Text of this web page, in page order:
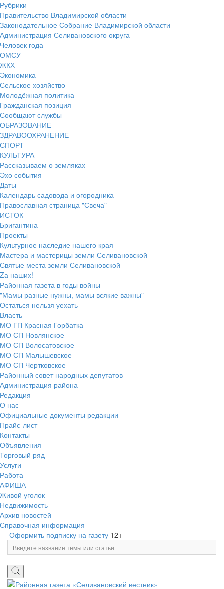
Рубрики
Правительство Владимирской области
Законодательное Собрание Владимирской области
Администрация Селивановского округа
Человек года
ОМСУ
ЖКХ
Экономика
Сельское хозяйство
Молодёжная политика
Гражданская позиция
Сообщают службы
ОБРАЗОВАНИЕ
ЗДРАВООХРАНЕНИЕ
СПОРТ
КУЛЬТУРА
Рассказываем о земляках
Эхо события
Даты
Календарь садовода и огородника
Православная страница "Свеча"
ИСТОК
Бригантина
Проекты
Культурное наследие нашего края
Мастера и мастерицы земли Селивановской
Святые места земли Селивановской
Zа наших!
Районная газета в годы войны
"Мамы разные нужны, мамы всякие важны"
Остаться нельзя уехать
Власть
МО ГП Красная Горбатка
МО СП Новлянское
МО СП Волосатовское
МО СП Малышевское
МО СП Чертковское
Районный совет народных депутатов
Администрация района
Редакция
О нас
Официальные документы редакции
Прайс-лист
Контакты
Объявления
Торговый ряд
Услуги
Работа
АФИША
Живой уголок
Недвижимость
Архив новостей
Справочная информация
Оформить подписку на газету 12+